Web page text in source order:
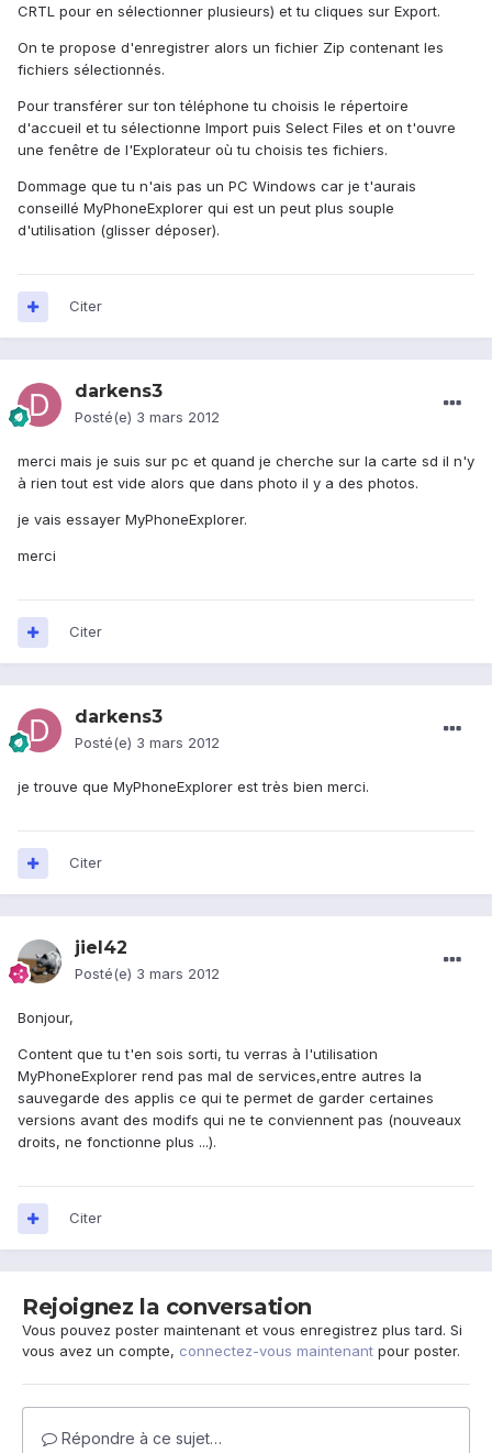
CRTL pour en sélectionner plusieurs) et tu cliques sur Export.
On te propose d'enregistrer alors un fichier Zip contenant les
fichiers sélectionnés.
Pour transférer sur ton téléphone tu choisis le répertoire
d'accueil et tu sélectionne Import puis Select Files et on t'ouvre
une fenêtre de l'Explorateur où tu choisis tes fichiers.
Dommage que tu n'ais pas un PC Windows car je t'aurais
conseillé MyPhoneExplorer qui est un peut plus souple
d'utilisation (glisser déposer).
Citer
darkens3
Posté(e) 3 mars 2012
merci mais je suis sur pc et quand je cherche sur la carte sd il n'y
à rien tout est vide alors que dans photo il y a des photos.
je vais essayer MyPhoneExplorer.
merci
Citer
darkens3
Posté(e) 3 mars 2012
je trouve que MyPhoneExplorer est très bien merci.
Citer
jiel42
Posté(e) 3 mars 2012
Bonjour,
Content que tu t'en sois sorti, tu verras à l'utilisation
MyPhoneExplorer rend pas mal de services,entre autres la
sauvegarde des applis ce qui te permet de garder certaines
versions avant des modifs qui ne te conviennent pas (nouveaux
droits, ne fonctionne plus ...).
Citer
Rejoignez la conversation
Vous pouvez poster maintenant et vous enregistrez plus tard. Si
vous avez un compte, connectez-vous maintenant pour poster.
Répondre à ce sujet…